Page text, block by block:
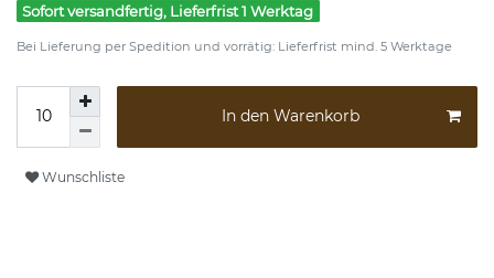
Sofort versandfertig, Lieferfrist 1 Werktag
Bei Lieferung per Spedition und vorrätig: Lieferfrist mind. 5 Werktage
In den Warenkorb
Wunschliste